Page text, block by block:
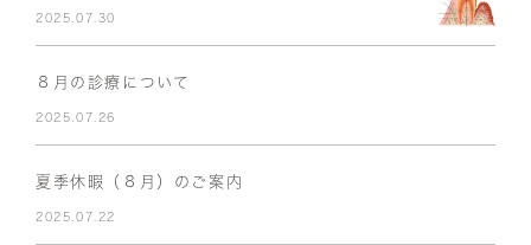
2025.07.30
８月の診療について
2025.07.26
夏季休暇（８月）のご案内
2025.07.22